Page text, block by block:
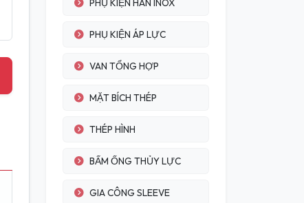
PHỤ KIỆN HÀN INOX
PHỤ KIỆN ÁP LỰC
VAN TỔNG HỢP
MẶT BÍCH THÉP
THÉP HÌNH
BẤM ỐNG THỦY LỰC
GIA CÔNG SLEEVE